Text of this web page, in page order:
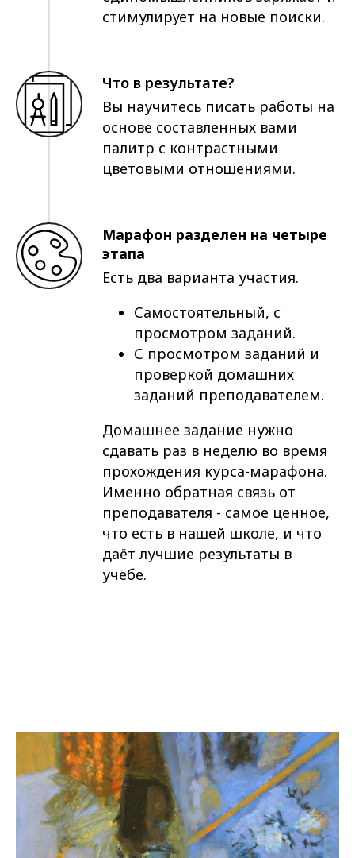
стимулирует на новые поиски.
Что в результате?
Вы научитесь писать работы на
основе составленных вами
палитр с контрастными
цветовыми отношениями.
Марафон разделен на четыре
этапа
Есть два варианта участия.
Самостоятельный, с
просмотром заданий.
С просмотром заданий и
проверкой домашних
заданий преподавателем.
Домашнее задание нужно
сдавать раз в неделю во время
прохождения курса-марафона.
Именно обратная связь от
преподавателя - самое ценное,
что есть в нашей школе, и что
даёт лучшие результаты в
учёбе.